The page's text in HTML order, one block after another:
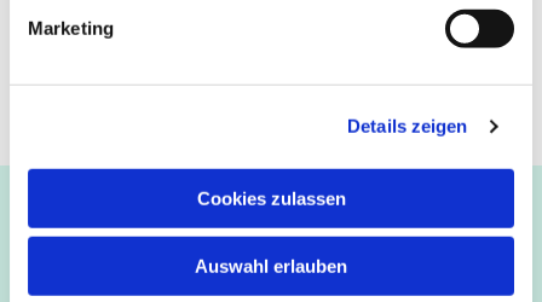
Marketing
Details zeigen
Cookies zulassen
Auswahl erlauben
Ev.-luth. Kirchengemeinde Paderborn
Bastfelder Weg 30 - 33098 Paderborn
05251/5002-32 und 5002-33